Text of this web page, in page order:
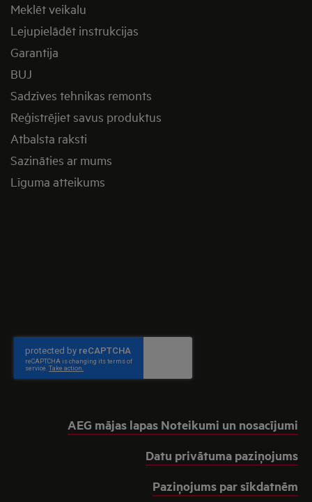
Meklēt veikalu
Lejupielādēt instrukcijas
Garantija
BUJ
Sadzīves tehnikas remonts
Reģistrējiet savus produktus
Atbalsta raksti
Sazināties ar mums
Līguma atteikums
AEG mājas lapas Noteikumi un nosacījumi
Datu privātuma paziņojums
Paziņojums par sīkdatnēm